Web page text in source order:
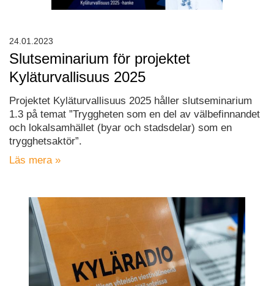
Slutseminarium för projektet
Kyläturvallisuus 2025
Projektet Kyläturvallisuus 2025 håller slutseminarium
1.3 på temat ”Tryggheten som en del av välbefinnandet
och lokalsamhället (byar och stadsdelar) som en
trygghetsaktör”.
Läs mera »
24.01.2023